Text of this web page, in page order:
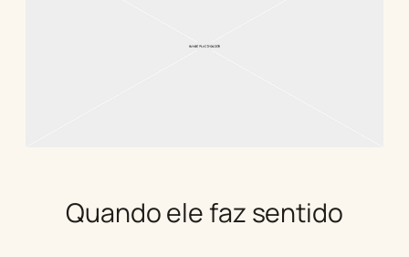
Quando ele faz sentido